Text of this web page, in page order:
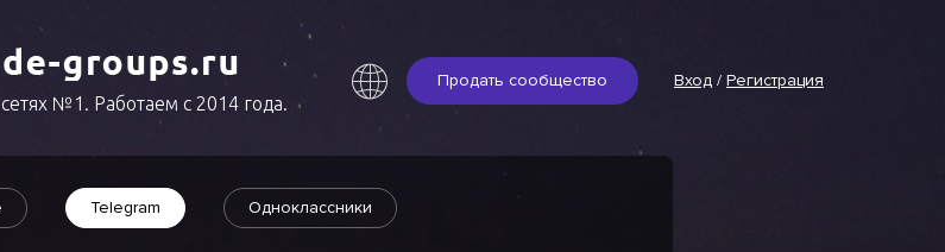
Продать сообщество Вход / Регистрация
№1. Работаем с 2014 года.
Telegram Одноклассники